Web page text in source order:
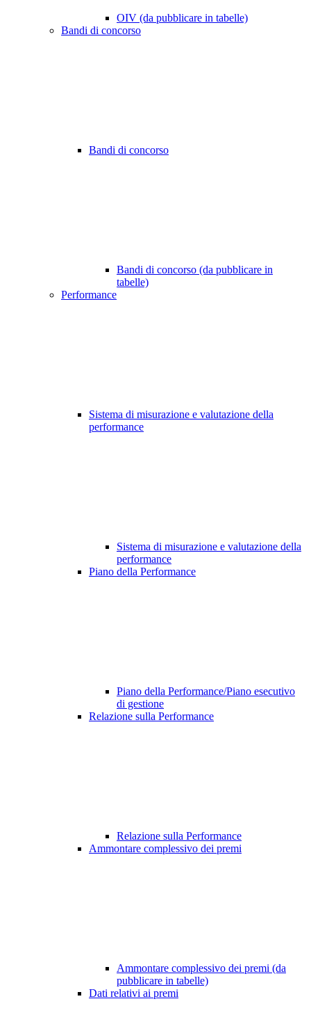
OIV (da pubblicare in tabelle)
Bandi di concorso
Bandi di concorso
Bandi di concorso (da pubblicare in
tabelle)
Performance
Sistema di misurazione e valutazione della
performance
Sistema di misurazione e valutazione della
performance
Piano della Performance
Piano della Performance/Piano esecutivo
di gestione
Relazione sulla Performance
Relazione sulla Performance
Ammontare complessivo dei premi
Ammontare complessivo dei premi (da
pubblicare in tabelle)
Dati relativi ai premi